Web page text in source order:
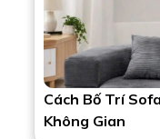
Cách Bố Trí
Không Gian